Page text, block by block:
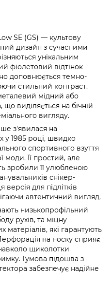
SE (GS) — культову
дизайн з сучасними
унікальним
фіолетовий відтінок
доповнюється темно-
стильний контраст.
мідний або
виділяється на бічній
вигляду.
з'явилася на
у 1985 році, швидко
спортивного взуття
моди. Її простий, але
зробили її улюбленою
снікер-
для підлітків
автентичний вигляд.
низькопрофільний
рухів, та міцну
матеріалів, які гарантують
на носку сприяє
щиколотки
Гумова підошва з
забезпечує надійне